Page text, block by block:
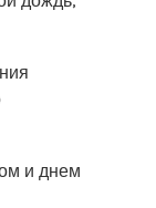
и днем